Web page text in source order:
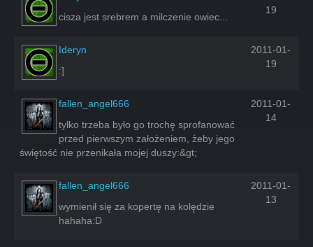
cisza jest srebrem a milczenie owiec...
19
Ideryn
:]
2011-01-
19
fallen_angel666
tylko trzeba było go trochę sprofanować
przed pierwszym założeniem, żeby jego
świętość nie przenikała mojej duszy:&gt;
2011-01-
14
fallen_angel666
wymienił się za kopertę na kolędzie
hahaha:D
2011-01-
13